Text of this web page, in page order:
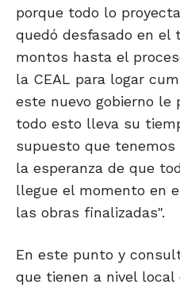
porque todo lo
quedó desfasado en el
montos hasta el
la CEAL para logar
este nuevo gobierno le
todo esto lleva su
supuesto que
la esperanza de que
llegue el momento en
las obras finalizadas".
En este punto y
que tienen a nivel local